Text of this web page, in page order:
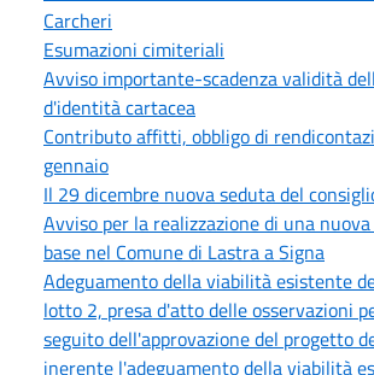
Carcheri
Esumazioni cimiteriali
Avviso importante-scadenza validità
d'identità cartacea
Contributo affitti, obbligo di
gennaio
Il 29 dicembre nuova seduta del
Avviso per la realizzazione di una
base nel Comune di Lastra a Signa
Adeguamento della viabilità esistente
lotto 2, presa d'atto delle osservazioni
seguito dell'approvazione del progetto
inerente l'adeguamento della viabilità